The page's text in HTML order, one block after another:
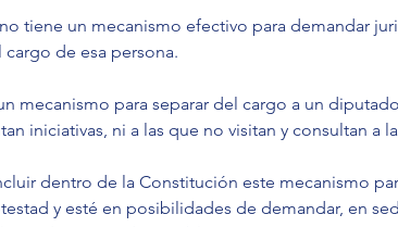
tiene un mecanismo efectivo para demandar
de esa persona.
mecanismo para separar del cargo a un
iniciativas, ni a las que no visitan y consultan a
dentro de la Constitución este mecanismo
y esté en posibilidades de demandar, en